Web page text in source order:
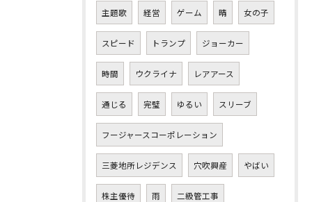
主題歌 経営 ゲーム 晴 女の子
スピード トランプ ジョーカー
時間 ウクライナ レアアース
通じる 完璧 ゆるい スリーブ
フージャースコーポレーション
三菱地所レジデンス 穴吹興産 やばい
株主優待 雨 二級管工事